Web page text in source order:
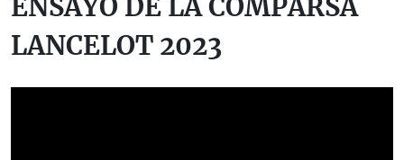
ENSAYO DE LA COMPARSA
LANCELOT 2023